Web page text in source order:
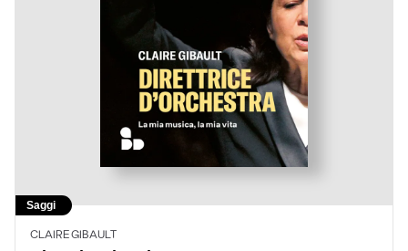
Saggi
CLAIRE GIBAULT